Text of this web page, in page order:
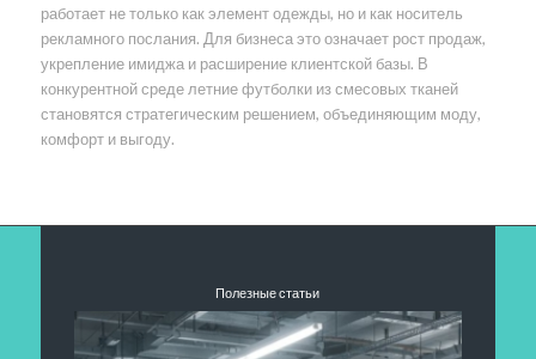
работает не только как элемент одежды, но и как носитель
рекламного послания. Для бизнеса это означает рост продаж,
укрепление имиджа и расширение клиентской базы. В
конкурентной среде летние футболки из смесовых тканей
становятся стратегическим решением, объединяющим моду,
комфорт и выгоду.
Полезные статьи